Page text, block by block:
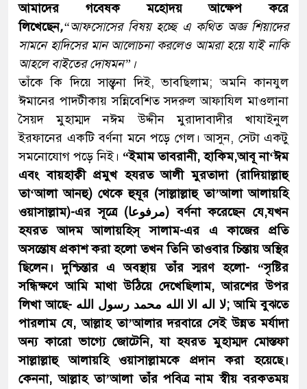
আমাদের গবেষক মহোদয় আক্ষেপ করে
লিখেছেন,“আফসোসের বিষয় হচ্ছে এ কথিত অজ্ঞ শিয়াদের
সামনে হাদিসের মান আলোচনা করলেও আমরা হয়ে যাই নাকি
আহলে বাইতের দোষমন”।
তাঁকে কি দিয়ে সান্ত্বনা দিই, ভাবছিলাম; অমনি কানযুল
ঈমানের পাদটীকায় সন্নিবেশিত সদরুল আফাযিল মাওলানা
সৈয়দ মুহাম্মদ নঈম উদ্দীন মুরাদাবাদীর খাযাইনুল
ইরফানের একটি বর্ণনা মনে পড়ে গেল। আসুন, সেটা একটু
সমনোযোগ পড়ে নিই। “ইমাম তাবরানী, হাকিম,আবূ না‘ঈম
এবং বায়হাক্বী প্রমুখ হযরত আলী মুরতাদা (রাদিয়াল্লাহু
তা‘আলা আনহু) থেকে হুযূর (সাল্লাল্লাহু তা’আলা আলায়হি
ওয়াসাল্লাম)-এর সূত্রে (مرفوعا) বর্ণনা করেছেন যে,যখন
হযরত আদম আলায়হিস্ সালাম-এর এ কাজের প্রতি
অসন্তোষ প্রকাশ করা হলো তখন তিনি তাওবার চিন্তায় অস্থির
ছিলেন। দুশ্চিন্তার এ অবস্থায় তাঁর স্মরণ হলো- “সৃষ্টির
সন্ধিক্ষণে আমি মাথা উঠিয়ে দেখেছিলাম, আরশের উপর
লিখা আছে- لا اله الا الله محمد رسول الله; আমি বুঝতে
পারলাম যে, আল্লাহ তা’আলার দরবারে সেই উন্নত মর্যাদা
অন্য কারো ভাগ্যে জোটেনি, যা হযরত মুহাম্মদ মোস্তফা
সাল্লাল্লাহু আলায়হি ওয়াসাল্লামকে প্রদান করা হয়েছে।
কেননা, আল্লাহ তা’আলা তাঁর পবিত্র নাম স্বীয় বরকতময়